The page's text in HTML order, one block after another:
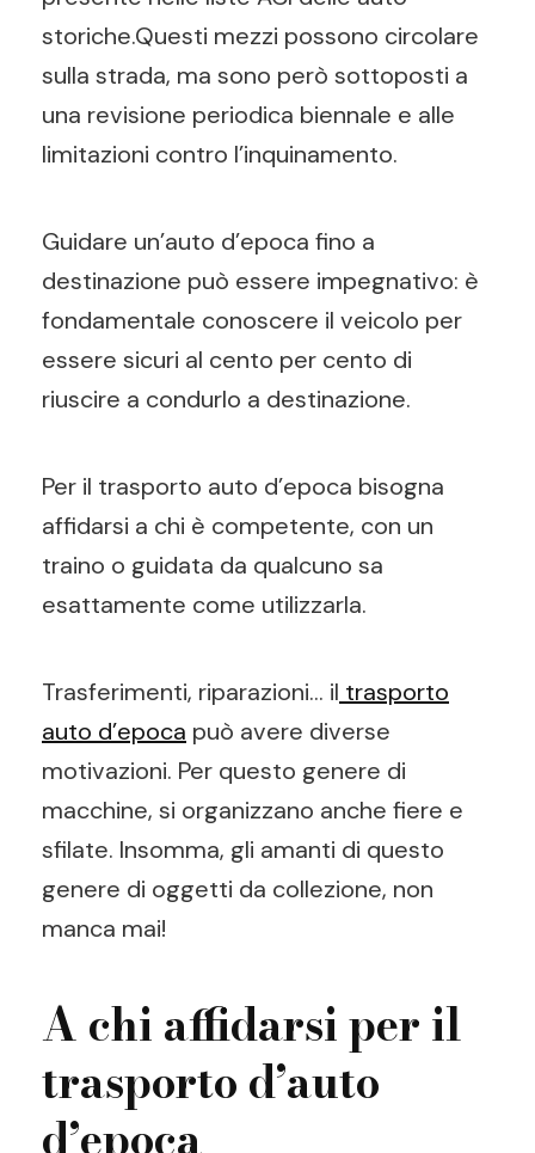
storiche.Questi mezzi possono circolare
sulla strada, ma sono però sottoposti a
una revisione periodica biennale e alle
limitazioni contro l’inquinamento.
Guidare un’auto d’epoca fino a
destinazione può essere impegnativo: è
fondamentale conoscere il veicolo per
essere sicuri al cento per cento di
riuscire a condurlo a destinazione.
Per il trasporto auto d’epoca bisogna
affidarsi a chi è competente, con un
traino o guidata da qualcuno sa
esattamente come utilizzarla.
Trasferimenti, riparazioni… il trasporto
auto d’epoca può avere diverse
motivazioni. Per questo genere di
macchine, si organizzano anche fiere e
sfilate. Insomma, gli amanti di questo
genere di oggetti da collezione, non
manca mai!
A chi affidarsi per il
trasporto d’auto
d’epoca